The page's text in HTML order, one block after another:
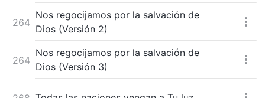
264
Nos regocijamos por la salvación de
Dios (Versión 2)
264
Nos regocijamos por la salvación de
Dios (Versión 3)